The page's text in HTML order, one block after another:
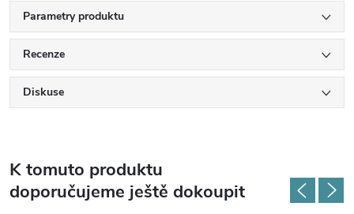
Parametry produktu
Recenze
Diskuse
K tomuto produktu
doporučujeme ještě dokoupit